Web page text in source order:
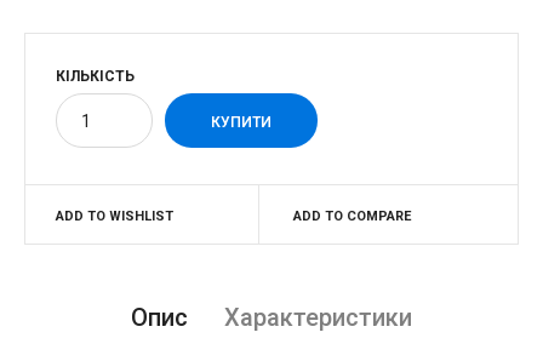
КІЛЬКІСТЬ
ADD TO WISHLIST ADD TO COMPARE
Опис Характеристики